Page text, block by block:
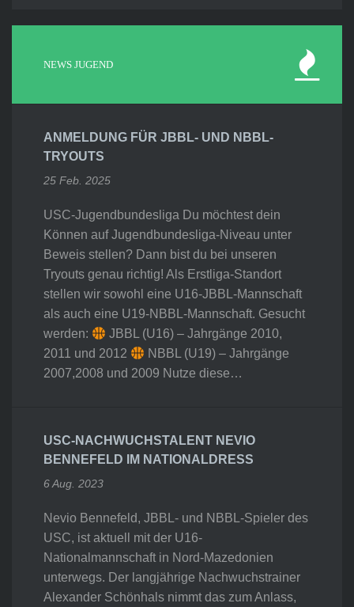
NEWS JUGEND
ANMELDUNG FÜR JBBL- UND NBBL-
TRYOUTS
25 Feb. 2025
USC-Jugendbundesliga Du möchtest dein
Können auf Jugendbundesliga-Niveau unter
Beweis stellen? Dann bist du bei unseren
Tryouts genau richtig! Als Erstliga-Standort
stellen wir sowohl eine U16-JBBL-Mannschaft
als auch eine U19-NBBL-Mannschaft. Gesucht
werden:
JBBL (U16) – Jahrgänge 2010,
2011 und 2012
NBBL (U19) – Jahrgänge
2007,2008 und 2009 Nutze diese…
USC-NACHWUCHSTALENT NEVIO
BENNEFELD IM NATIONALDRESS
6 Aug. 2023
Nevio Bennefeld, JBBL- und NBBL-Spieler des
USC, ist aktuell mit der U16-
Nationalmannschaft in Nord-Mazedonien
unterwegs. Der langjährige Nachwuchstrainer
Alexander Schönhals nimmt das zum Anlass,